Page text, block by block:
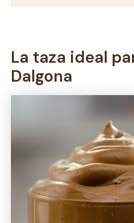
La taza ideal
Dalgona